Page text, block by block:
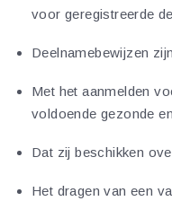
voor geregistreerde
Deelnamebewijzen
Met het aanmelden
voldoende gezonde
Dat zij beschikken
Het dragen van een